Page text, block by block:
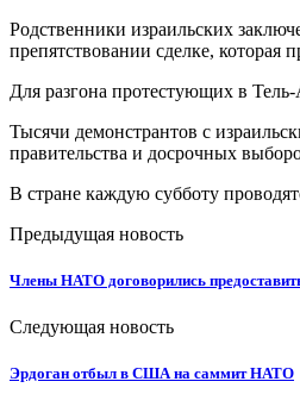
Родственники израильских
препятствовании сделке,
Для разгона протестующих в
Тысячи демонстрантов с
правительства и досрочных
В стране каждую субботу
Предыдущая новость
Члены НАТО договорились
Следующая новость
Эрдоган отбыл в США на саммит НАТО